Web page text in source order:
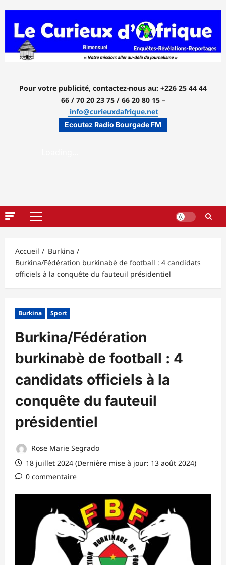
contenu
Pour votre publicité, contactez-nous au: +226 25 44 44
66 / 70 20 23 75 / 66 20 80 15 –
info@curieuxdafrique.net
Ecoutez Radio Bourgade FM
Menu
Accueil
Burkina
Burkina/Fédération burkinabè de football : 4 candidats
officiels à la conquête du fauteuil présidentiel
Burkina Sport
Burkina/Fédération
burkinabè de football : 4
candidats officiels à la
conquête du fauteuil
présidentiel
Rose Marie Segrado
18 juillet 2024 (Dernière mise à jour: 13 août 2024)
0 commentaire